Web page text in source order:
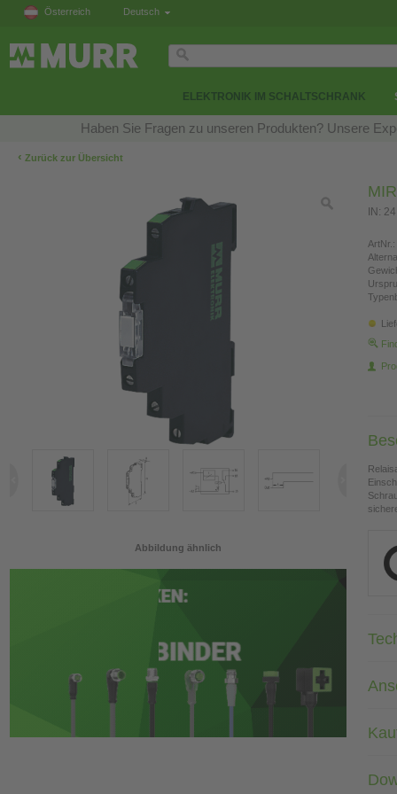
Österreich Deutsch
ELEKTRONIK IM SCHALTSCHRANK
Haben Sie Fragen zu unseren Produkten? Unsere
‹ Zurück zur Übersicht
Abbildung ähnlich
IN:
ArtNr.: